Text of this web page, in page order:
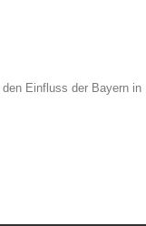
Einfluss der Bayern in